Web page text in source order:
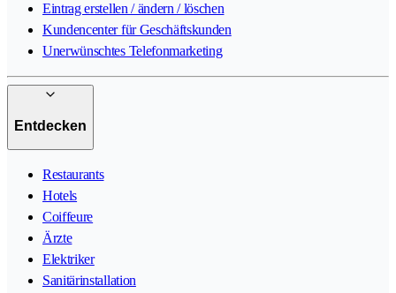
Eintrag erstellen / ändern / löschen
Kundencenter für Geschäftskunden
Unerwünschtes Telefonmarketing
Entdecken
Restaurants
Hotels
Coiffeure
Ärzte
Elektriker
Sanitärinstallation